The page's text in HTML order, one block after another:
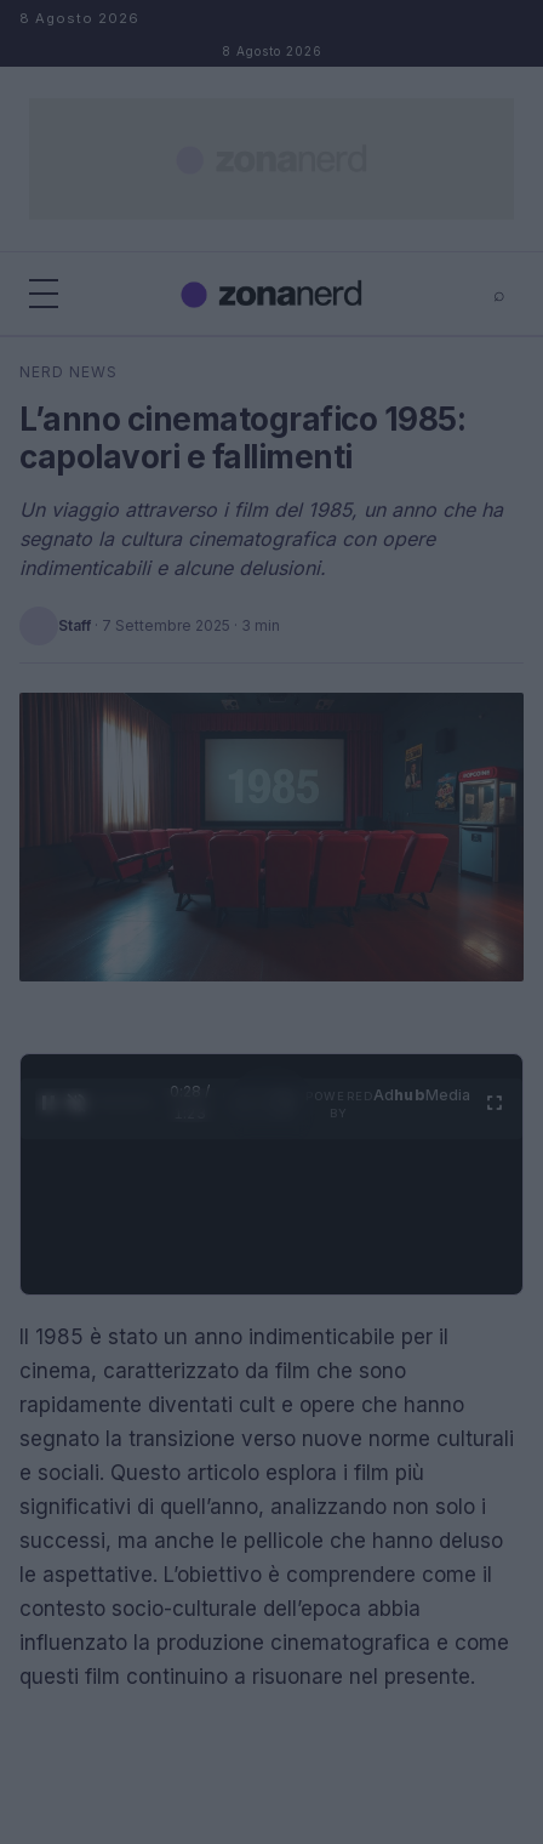
Salta al contenuto
8 Agosto 2026
8 Agosto 2026
⌕
Cerca
NERD NEWS
L’anno cinematografico 1985:
capolavori e fallimenti
Un viaggio attraverso i film del 1985, un anno che ha
segnato la cultura cinematografica con opere
indimenticabili e alcune delusioni.
Staff · 7 Settembre 2025 · 3 min
0:29 /
AdhubMedia
Il 1985 è stato un anno indimenticabile per il
cinema, caratterizzato da film che sono
rapidamente diventati cult e opere che hanno
segnato la transizione verso nuove norme culturali
e sociali. Questo articolo esplora i film più
significativi di quell’anno, analizzando non solo i
successi, ma anche le pellicole che hanno deluso
le aspettative. L’obiettivo è comprendere come il
contesto socio-culturale dell’epoca abbia
influenzato la produzione cinematografica e come
questi film continuino a risuonare nel presente.